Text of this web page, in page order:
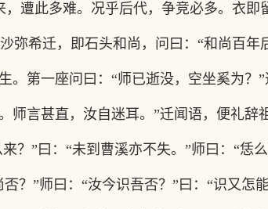
遭此多难。况乎后代，争竞必多。衣即
弥希迁，即石头和尚，问曰： “和尚百年
第一座问曰：“师已逝没，空坐奚为？”
师言甚直，汝自迷耳。”迁闻语，便礼辞
？”曰：“未到曹溪亦不失。”师曰：“恁
？”师曰：“汝今识吾否？”曰：“识又怎